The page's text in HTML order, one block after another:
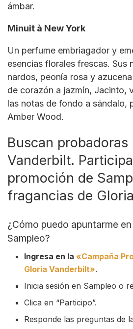
ámbar.
Minuit à New York
Un perfume embriagador y
esencias florales frescas. Sus
nardos, peonía rosa y
de corazón a jazmín, Jacinto,
las notas de fondo a sándalo,
Amber Wood.
Buscan probadoras
Vanderbilt.
promoción de
fragancias de
¿Cómo puedo apuntarme
Sampleo?
Ingresa en la «Campaña
Gloria Vanderbilt».
Inicia sesión en Sampleo o
Clica en “Participo”.
Responde las preguntas de